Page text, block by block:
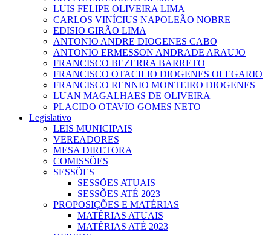
LUIS FELIPE OLIVEIRA LIMA
CARLOS VINÍCIUS NAPOLEÃO NOBRE
EDISIO GIRÃO LIMA
ANTONIO ANDRE DIOGENES CABO
ANTONIO ERMESSON ANDRADE ARAUJO
FRANCISCO BEZERRA BARRETO
FRANCISCO OTACILIO DIOGENES OLEGARIO
FRANCISCO RENNIO MONTEIRO DIOGENES
LUAN MAGALHAES DE OLIVEIRA
PLACIDO OTAVIO GOMES NETO
Legislativo
LEIS MUNICIPAIS
VEREADORES
MESA DIRETORA
COMISSÕES
SESSÕES
SESSÕES ATUAIS
SESSÕES ATÉ 2023
PROPOSIÇÕES E MATÉRIAS
MATÉRIAS ATUAIS
MATÉRIAS ATÉ 2023